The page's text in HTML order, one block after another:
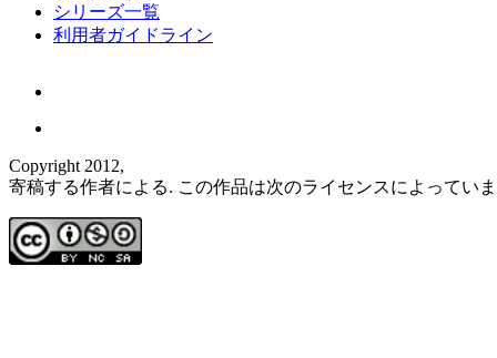
シリーズ一覧
利用者ガイドライン
Copyright 2012,
寄稿する作者による. この作品は次のライセンスによってい